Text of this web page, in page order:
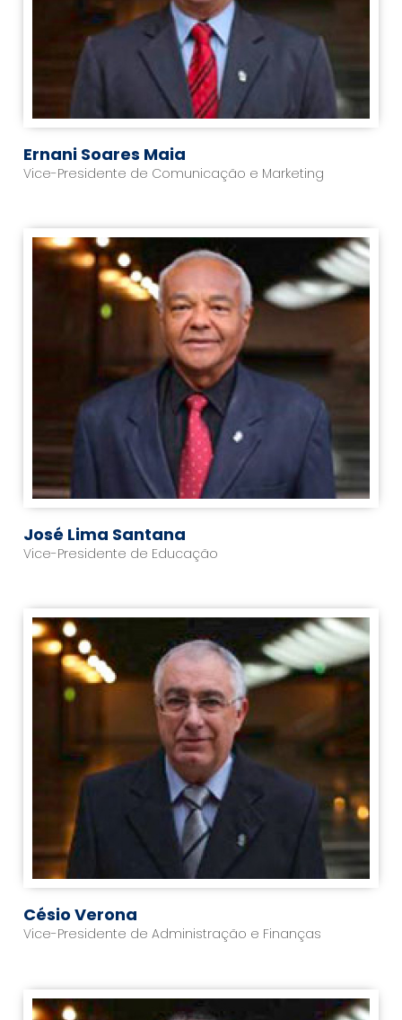
Ernani Soares Maia
Vice-Presidente de Comunicação e Marketing
José Lima Santana
Vice-Presidente de Educação
Césio Verona
Vice-Presidente de Administração e Finanças